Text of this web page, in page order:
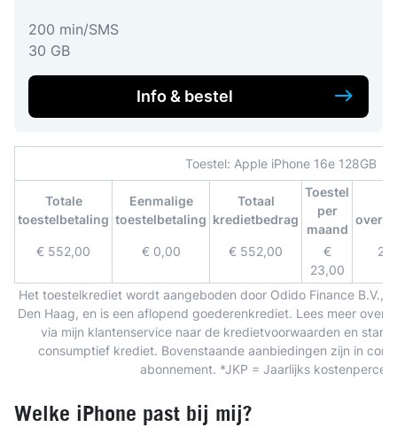
200 min/SMS
30 GB
Info & bestel
Toestel: Apple iPhone 16e 128GB
Totale
toestelbetaling
Eenmalige
toestelbetaling
Totaal
kredietbedrag
Toestel
per
maand
€ 552,00 € 0,00 € 552,00
€
23,00
24
Het toestelkrediet wordt aangeboden door Odido Finance B.V.,
Den Haag, en is een aflopend goederenkrediet. Lees meer over
via mijn klantenservice naar de kredietvoorwaarden en
consumptief krediet. Bovenstaande aanbiedingen zijn in
abonnement. *JKP = Jaarlijks
Welke iPhone past bij mij?